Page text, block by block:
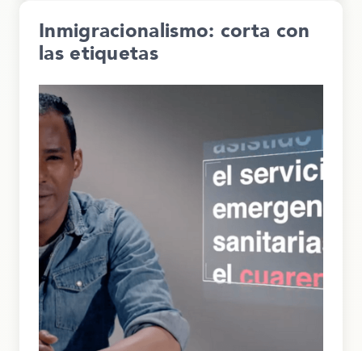
Inmigracionalismo: corta con
las etiquetas